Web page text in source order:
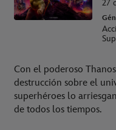
27
Con el poderoso
destrucción sobre el
superhéroes lo
de todos los tiempos.